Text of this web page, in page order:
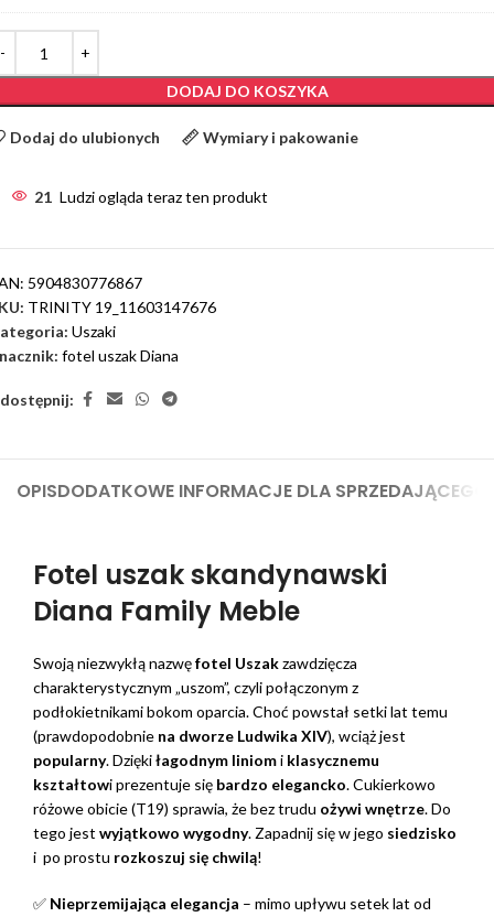
DODAJ DO KOSZYKA
Dodaj do ulubionych Wymiary i pakowanie
21 Ludzi ogląda teraz ten produkt
5904830776867
TRINITY 19_11603147676
Uszaki
fotel uszak Diana
OPISDODATKOWE INFORMACJE DLA SPRZEDAJĄCEGO
Fotel uszak skandynawski
Diana Family Meble
Swoją niezwykłą nazwęfotel Uszakzawdzięcza
charakterystycznym „uszom”, czyli połączonym z
podłokietnikami bokom oparcia. Choć powstał setki lat temu
(prawdopodobnie na dworze Ludwika XIV), wciąż jest
popularny. Dziękiłagodnym liniomi klasycznemu
kształtowi prezentuje się bardzo elegancko. Cukierkowo
różowe obicie (T19) sprawia, że bez trudu ożywi wnętrze. Do
tego jest wyjątkowo wygodny. Zapadnij się w jego siedzisko
i po prostu rozkoszuj się chwilą!
✅ Nieprzemijająca elegancja – mimo upływu setek lat od